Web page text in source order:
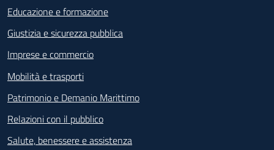
Educazione e formazione
Giustizia e sicurezza pubblica
Imprese e commercio
Mobilità e trasporti
Patrimonio e Demanio Marittimo
Relazioni con il pubblico
Salute, benessere e assistenza